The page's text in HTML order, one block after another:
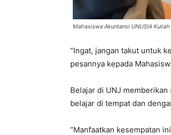
Mahasiswa Akuntansi UNUSIA
“Ingat, jangan takut untuk
pesannya kepada
Belajar di UNJ
belajar di tempat dan
“Manfaatkan kesempatan